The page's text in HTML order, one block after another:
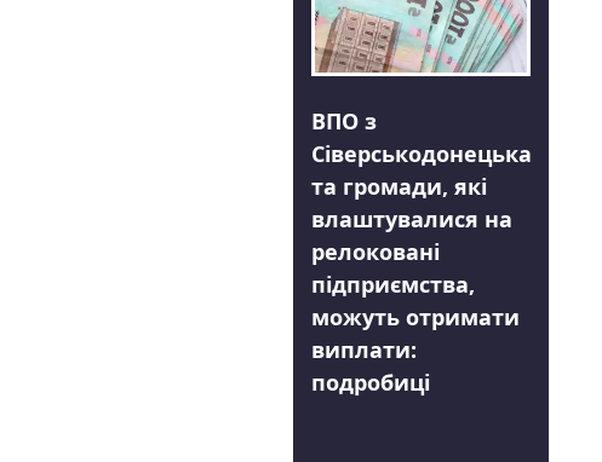
ВПО з
Сіверськодонецька
та громади, які
влаштувалися на
релоковані
підприємства,
можуть отримати
виплати:
подробиці